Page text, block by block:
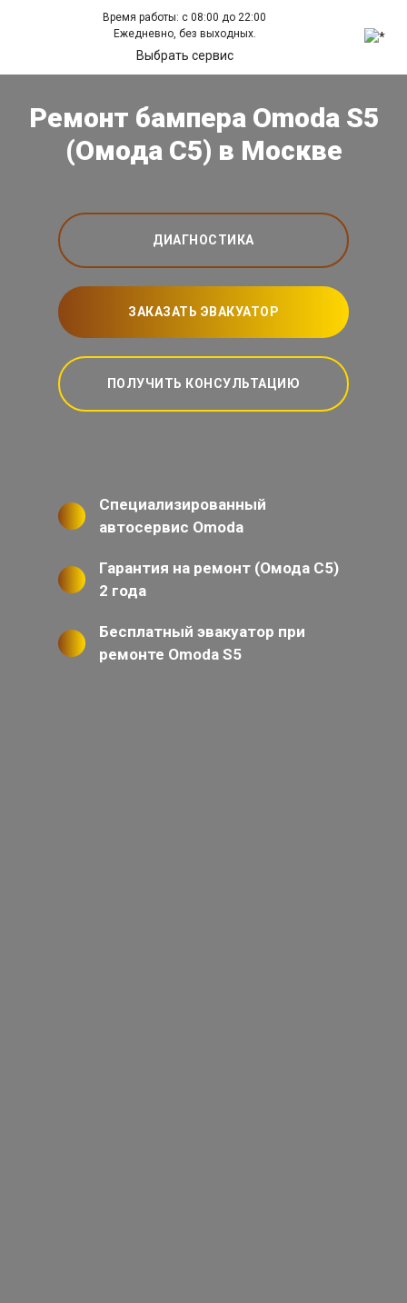
Время работы: с 08:00 до 22:00
Ежедневно, без выходных.
Выбрать сервис
Ремонт бампера Omoda S5
(Омода С5) в Москве
ДИАГНОСТИКА
ЗАКАЗАТЬ ЭВАКУАТОР
ПОЛУЧИТЬ КОНСУЛЬТАЦИЮ
Специализированный
автосервис Omoda
Гарантия на ремонт (Омода С5)
2 года
Бесплатный эвакуатор при
ремонте Omoda S5